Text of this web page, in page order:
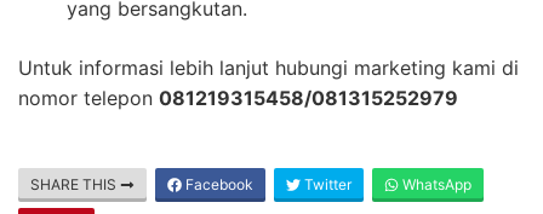
yang bersangkutan.
Untuk informasi lebih lanjut hubungi marketing kami di
nomor telepon 081219315458/081315252979
SHARE THIS Facebook Twitter WhatsApp